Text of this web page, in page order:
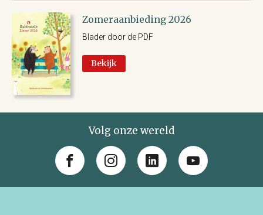
Zomeraanbieding 2026
Blader door de PDF
Bekijk
Volg onze wereld